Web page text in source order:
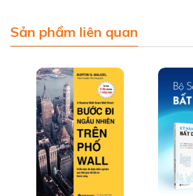
cóOpen-Book Managementvà
viết bài cho tạp chíInc.vàHarvard
Alpha Bookstrân trọng giới thiệu!
Sản phẩm liên quan